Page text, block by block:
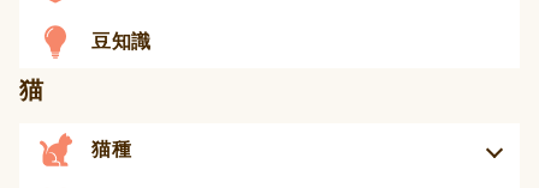
豆知識
猫
猫種